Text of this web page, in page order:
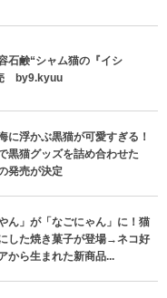
石鹸“シャム猫の『イシ
by9.kyuu
に浮かぶ黒猫が可愛すぎる！
黒猫グッズを詰め合わせた
発売が決定
ん」が「なごにゃん」に！猫
した焼き菓子が登場→ネコ好
から生まれた新商品...